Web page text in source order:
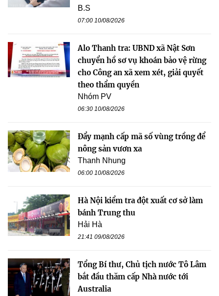
B.S
07:00 10/08/2026
Alo Thanh tra: UBND xã Nật Sơn
chuyển hồ sơ vụ khoán bảo vệ rừng
cho Công an xã xem xét, giải quyết
theo thẩm quyền
Nhóm PV
06:30 10/08/2026
Đẩy mạnh cấp mã số vùng trồng để
nông sản vươn xa
Thanh Nhung
06:00 10/08/2026
Hà Nội kiểm tra đột xuất cơ sở làm
bánh Trung thu
Hải Hà
21:41 09/08/2026
Tổng Bí thư, Chủ tịch nước Tô Lâm
bắt đầu thăm cấp Nhà nước tới
Australia